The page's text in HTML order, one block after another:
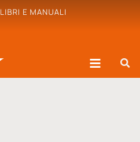
LIBRI E MANUALI